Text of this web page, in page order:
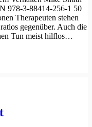
978-3-88414-256-1 50
Therapeuten stehen
gegenüber. Auch die
Tun meist hilflos…